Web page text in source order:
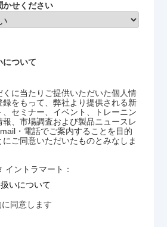
かせください
について
くに当たりご提供いただいた個人情
をもって、弊社より提供される新
セミナー、イベント、トレーニン
、市場調査および製品ニュースレ
・電話でご案内することを目的
ご同意いただいたものとみなしま
イントラマート：
いについて
に同意します